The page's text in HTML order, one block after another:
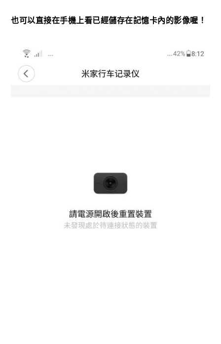
也可以直接在手機上看已經儲存在記憶卡內的影像喔！